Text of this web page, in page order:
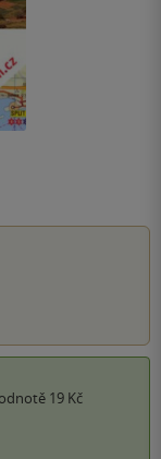
19 Kč